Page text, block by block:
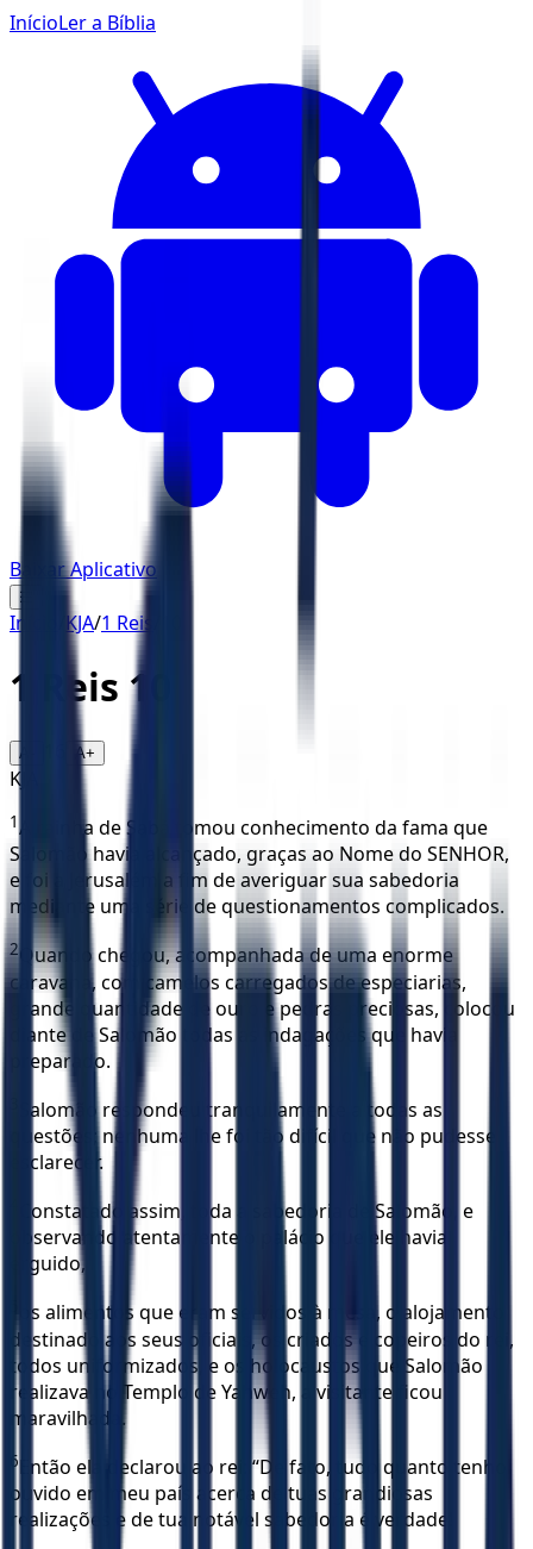
InícioLer a Bíblia
Baixar Aplicativo
☰
Início KJA/1 Reis
1 Reis 10
A- A+
KJA
1A rainha de Sabá tomou conhecimento da fama que
Salomão havia alcançado, graças ao Nome do SENHOR,
e foi a Jerusalém a fim de averiguar sua sabedoria
mediante uma série de questionamentos complicados.
2 Quando chegou, acompanhada de uma enorme
caravana, com camelos carregados de especiarias,
grande quantidade de ouro e pedras preciosas, colocou
diante de Salomão todas as indagações que havia
preparado.
Salomão respondeu tranquilamente a todas as
questões; nenhuma lhe foi tão difícil que não pudesse
esclarecer.
Constatado assim, toda a sabedoria de Salomão, e
observando atentamente o palácio que ele havia
erguido,
os alimentos que eram servidos à mesa, o alojamento
destinado aos seus oficiais, os criados e copeiros do rei,
todos uniformizados, e os holocaustos que Salomão
realizava no Templo de Yahweh, a visitante ficou
maravilhada.
6
Então ela declarou ao rei: “De fato, tudo quanto tenho
ouvido em meu país acerca de tuas grandiosas
realizações e de tua notável sabedoria é verdade!